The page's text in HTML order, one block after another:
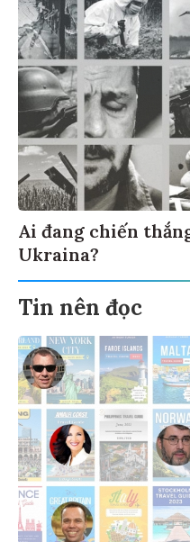
Ai đang chiến
Ukraina?
Tin nên đọc